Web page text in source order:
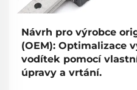
Návrh pro výrobce
(OEM): Optimalizace
vodítek pomocí
úpravy a vrtání.